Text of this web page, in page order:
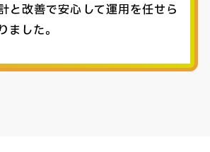
と改善で安心して運用を任せら
ました。